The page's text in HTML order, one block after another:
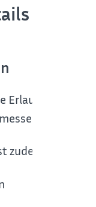
Erlaubnis erteilt
zudem, wann